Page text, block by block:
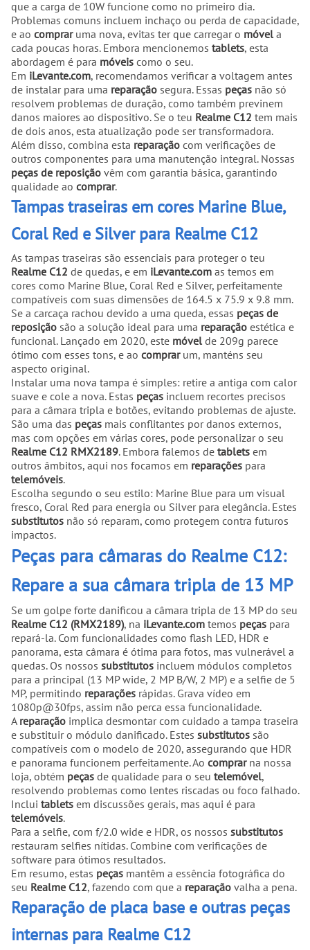
que a carga de 10W funcione como no primeiro dia.
Problemas comuns incluem inchaço ou perda de capacidade,
e ao compraruma nova, evitas ter que carregar o móvel a
cada poucas horas. Embora mencionemos tablets, esta
abordagem é para móveis como o seu.
Em iLevante.com, recomendamos verificar a voltagem antes
de instalar para uma reparação segura. Essas peças não só
resolvem problemas de duração, como também previnem
danos maiores ao dispositivo. Se o teu Realme C12 tem mais
de dois anos, esta atualização pode ser transformadora.
Além disso, combina esta reparação com verificações de
outros componentes para uma manutenção integral. Nossas
peças de reposição vêm com garantia básica, garantindo
qualidade ao comprar.
Tampas traseiras em cores Marine Blue,
Coral Red e Silver para Realme C12
As tampas traseiras são essenciais para proteger o teu
Realme C12 de quedas, e em iLevante.com as temos em
cores como Marine Blue, Coral Red e Silver, perfeitamente
compatíveis com suas dimensões de 164.5 x 75.9 x 9.8 mm.
Se a carcaça rachou devido a uma queda, essas peças de
reposição são a solução ideal para uma reparação estética e
funcional. Lançado em 2020, este móvel de 209g parece
ótimo com esses tons, e ao comprarum, manténs seu
aspecto original.
Instalar uma nova tampa é simples: retire a antiga com calor
suave e cole a nova. Estas peças incluem recortes precisos
para a câmara tripla e botões, evitando problemas de ajuste.
São uma das peças mais conflitantes por danos externos,
mas com opções em várias cores, pode personalizar o seu
Realme C12 RMX2189. Embora falemos de tablets em
outros âmbitos, aqui nos focamos em reparações para
telemóveis.
Escolha segundo o seu estilo: Marine Blue para um visual
fresco, Coral Red para energia ou Silver para elegância. Estes
substitutos não só reparam, como protegem contra futuros
impactos.
Peças para câmaras do Realme C12:
Repare a sua câmara tripla de 13 MP
Se um golpe forte danificou a câmara tripla de 13 MP do seu
Realme C12 (RMX2189), na iLevante.com temos peças para
repará-la. Com funcionalidades como flash LED, HDR e
panorama, esta câmara é ótima para fotos, mas vulnerável a
quedas. Os nossos substitutos incluem módulos completos
para a principal (13 MP wide, 2 MP B/W, 2 MP) e a selfie de 5
MP, permitindo reparações rápidas. Grava vídeo em
1080p@30fps, assim não perca essa funcionalidade.
A reparação implica desmontar com cuidado a tampa traseira
e substituir o módulo danificado. Estes substitutos são
compatíveis com o modelo de 2020, assegurando que HDR
e panorama funcionem perfeitamente. Ao comprarna nossa
loja, obtém peças de qualidade para o seu telemóvel,
resolvendo problemas como lentes riscadas ou foco falhado.
Inclui tablets em discussões gerais, mas aqui é para
telemóveis.
Para a selfie, com f/2.0 wide e HDR, os nossos substitutos
restauram selfies nítidas. Combine com verificações de
software para ótimos resultados.
Em resumo, estas peças mantêm a essência fotográfica do
seu Realme C12, fazendo com que a reparação valha a pena.
Reparação de placa base e outras peças
internas para Realme C12